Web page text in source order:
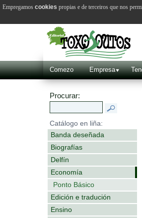
Comezo Empresa
Procurar:
Catálogo en liña:
Banda deseñada
Biografías
Delfín
Economía
Ponto Básico
Edición e tradución
Ensino
Empregamos cookies propias e de terceiros que nos